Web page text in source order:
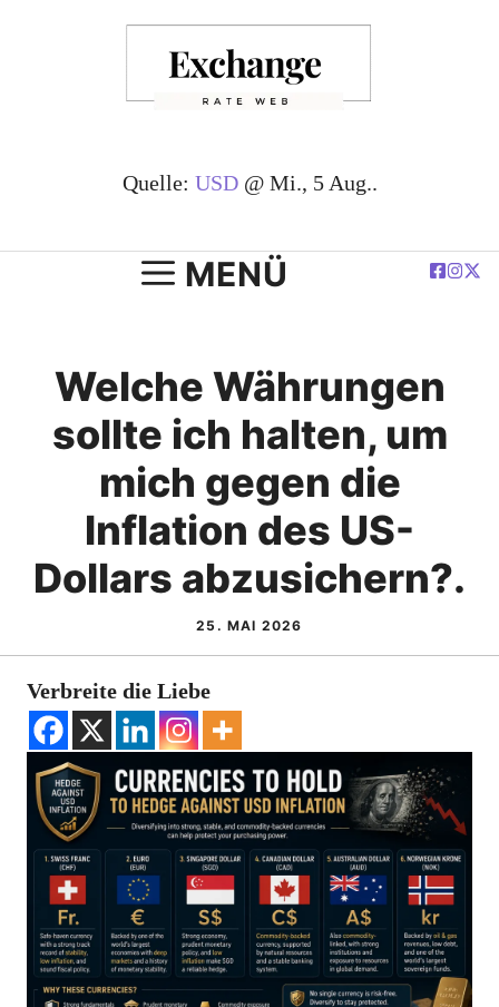
Quelle: USD@ Mi., 5 Aug..
MENÜ
Welche Währungen
sollte ich halten, um
mich gegen die
Inflation des US-
Dollars abzusichern?.
25. MAI 2026
Verbreite die Liebe